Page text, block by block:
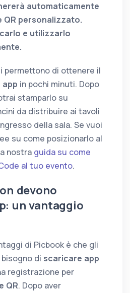
automaticamente
QR personalizzato.
e utilizzarlo
permettono di ottenere il
app in pochi minuti. Dopo
stamparlo su
da distribuire ai tavoli
della sala. Se vuoi
su come posizionarlo al
nostra guida su come
al tuo evento.
devono
un vantaggio
di Picbook è che gli
di scaricare app
registrazione per
QR. Dopo aver